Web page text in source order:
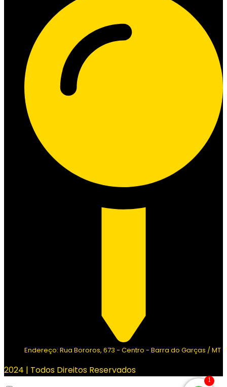
Endereço: Rua Bororos, 673 - Centro - Barra do Garças / MT
2024 | Todos Direitos Reservados
1